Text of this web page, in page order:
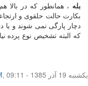
بله ، همانطور که در بالا
بکارت حالت حلقوی و
دچار پارگی نمی شوند و
که البته تشخیص نوع پرده
,
یکشنبه 19 آذر 1385 - 09:11